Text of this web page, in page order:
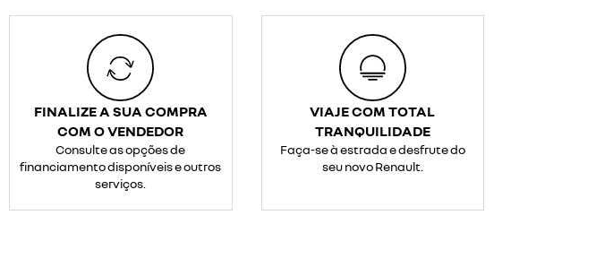
FINALIZE A SUA COMPRA
COM O VENDEDOR
Consulte as opções de
financiamento disponíveis e outros
serviços.
VIAJE COM TOTAL
TRANQUILIDADE
Faça-se à estrada e desfrute do
seu novo Renault.